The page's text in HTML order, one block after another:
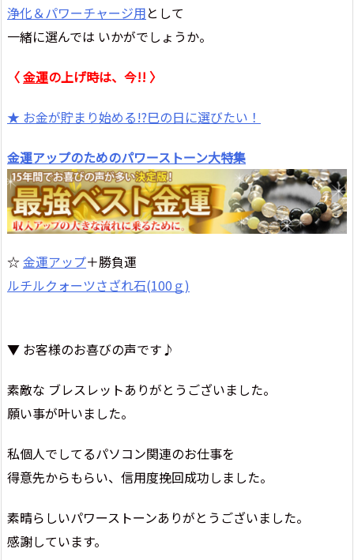
浄化＆パワーチャージ用として
一緒に選んでは いかがでしょうか。
〈金運の上げ時は、今!! 〉
★ お金が貯まり始める!?巳の日に選びたい！
金運アップのためのパワーストーン大特集
☆金運アップ＋勝負運
ルチルクォーツさざれ石(100ｇ)
▼ お客様のお喜びの声です♪
素敵な ブレスレットありがとうございました。
願い事が叶いました。
私個人でしてるパソコン関連のお仕事を
得意先からもらい、信用度挽回成功しました。
素晴らしいパワーストーンありがとうございました。
感謝しています。